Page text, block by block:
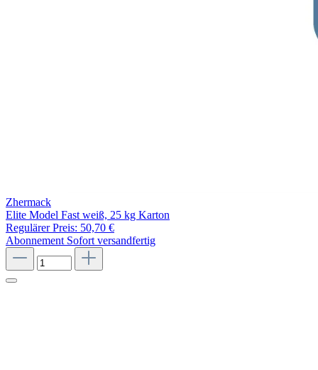
Zhermack
Elite Model Fast weiß, 25 kg Karton
Regulärer Preis: 50,70 €
Abonnement Sofort versandfertig